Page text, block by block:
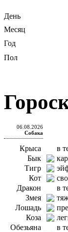
День
Месяц
Год
Пол
06.08.2026
Собака
Крыса
в
Бык
Тигр
Кот
Дракон
в
Змея
Лошадь
Коза
Обезьяна
в